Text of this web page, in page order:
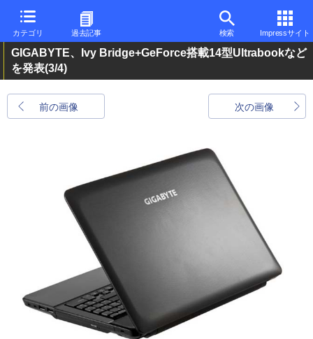
カテゴリ 過去記事 検索 Impressサイト
GIGABYTE、Ivy Bridge+GeForce搭載14型Ultrabookなど
を発表(3/4)
前の画像 次の画像